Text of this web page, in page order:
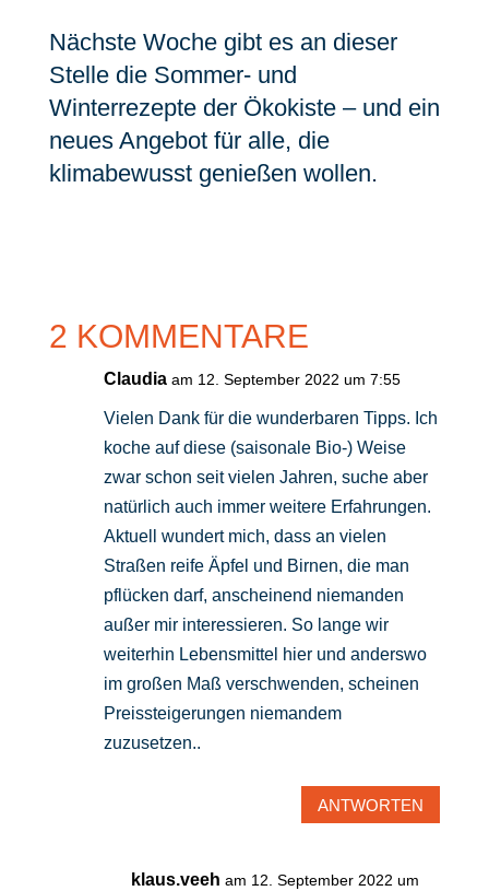
Nächste Woche gibt es an dieser
Stelle die Sommer- und
Winterrezepte der Ökokiste – und ein
neues Angebot für alle, die
klimabewusst genießen wollen.
2 KOMMENTARE
Claudia am 12. September 2022 um 7:55
Vielen Dank für die wunderbaren Tipps. Ich
koche auf diese (saisonale Bio-) Weise
zwar schon seit vielen Jahren, suche aber
natürlich auch immer weitere Erfahrungen.
Aktuell wundert mich, dass an vielen
Straßen reife Äpfel und Birnen, die man
pflücken darf, anscheinend niemanden
außer mir interessieren. So lange wir
weiterhin Lebensmittel hier und anderswo
im großen Maß verschwenden, scheinen
Preissteigerungen niemandem
zuzusetzen..
ANTWORTEN
klaus.veeh am 12. September 2022 um